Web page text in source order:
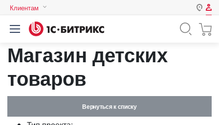
Клиентам
Казахстан
Авторизация
Пароль
Магазин детских
товаров
Вернуться к списку